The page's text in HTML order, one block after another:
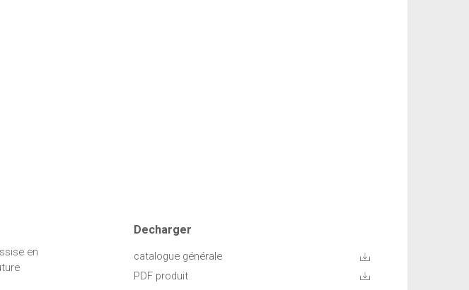
en
Decharger
catalogue générale
PDF produit